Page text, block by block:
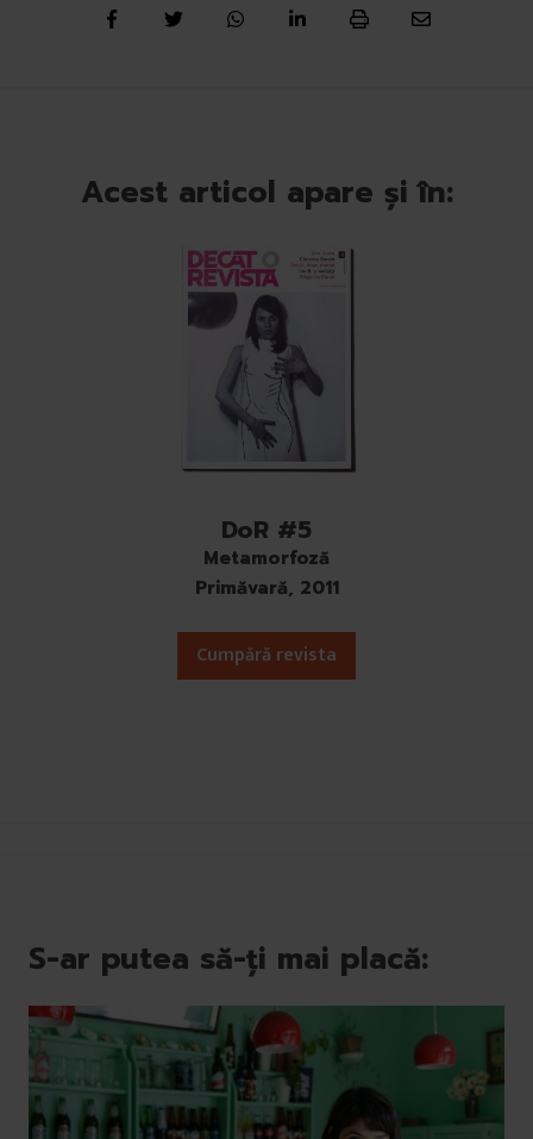
Acest articol apare și în:
DoR #5
Metamorfoză
Primăvară, 2011
Cumpără revista
S-ar putea să-ți mai placă: